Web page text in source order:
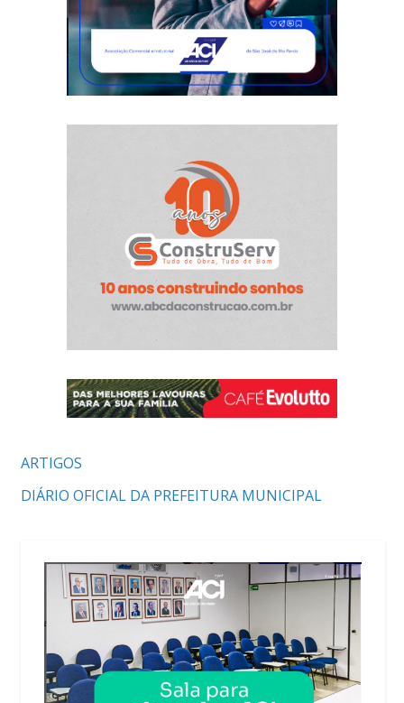
ARTIGOS
DIÁRIO OFICIAL DA PREFEITURA MUNICIPAL